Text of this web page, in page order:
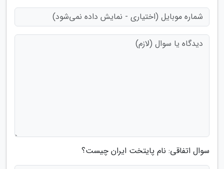
سوال اتفاقی: نام پایتخت ایران چیست؟